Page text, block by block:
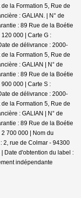
la Formation 5, Rue de
: GALIAN. | N° de
: 89 Rue de la Boétie
000 | Carte G :
de délivrance : 2000-
la Formation 5, Rue de
: GALIAN | N° de
: 89 Rue de la Boétie
000 | Carte S :
de délivrance : 2000-
la Formation 5, Rue de
: GALIAN | N° de
: 89 Rue de la Boétie
700 000 | Nom du
2, rue de Colmar - 94300
| Date d'obtention du label :
indépendante